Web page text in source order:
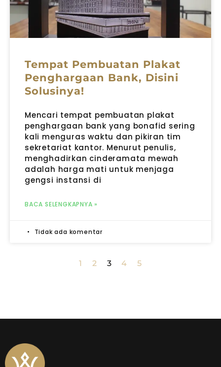
Tempat Pembuatan Plakat
Penghargaan Bank, Disini
Solusinya!
Mencari tempat pembuatan plakat
penghargaan bank yang bonafid sering
kali menguras waktu dan pikiran tim
sekretariat kantor. Menurut penulis,
menghadirkan cinderamata mewah
adalah harga mati untuk menjaga
gengsi instansi di
BACA SELENGKAPNYA »
Tidak ada komentar
1 2 3 4 5